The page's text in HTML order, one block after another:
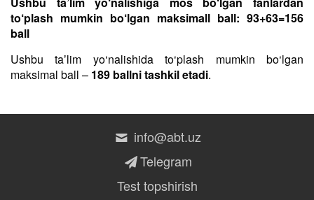
to‘plash mumkin bo‘lgan maksimall ball: 93+63=156
ball
Ushbu taʼlim yo‘nalishida to‘plash mumkin bo‘lgan
maksimal ball – 189 ballni tashkil etadi.
info@abt.uz
Telegram
Test topshirish